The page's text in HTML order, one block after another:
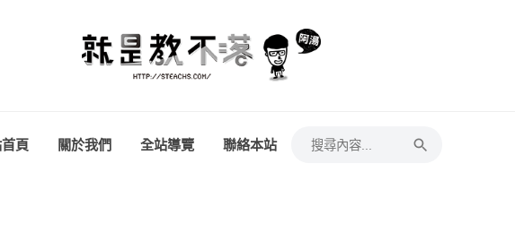
頁 關於我們 全站導覽 聯絡本站